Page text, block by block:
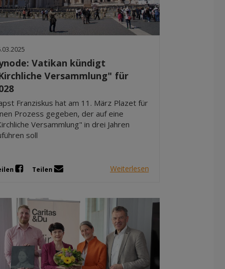
Vatikan kündigt
Versammlung" für
Franziskus hat am 11. März Plazet für
Prozess gegeben, der auf eine
Versammlung" in drei Jahren
soll
Teilen Weiterlesen